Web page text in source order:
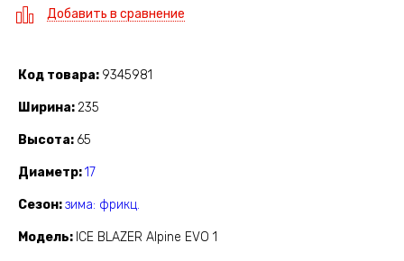
Добавить в сравнение
Код товара 9345981
Ширина 235
Высота 65
Диаметр 17
Сезон зима: фрикц.
Модель ICE BLAZER Alpine EVO 1